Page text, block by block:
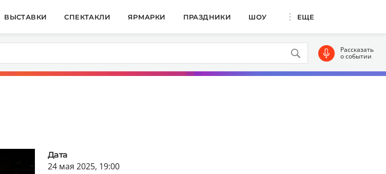
ВЫСТАВКИ СПЕКТАКЛИ ЯРМАРКИ ПРАЗДНИКИ ШОУ ЕЩЕ
Рассказать
о событии
Дата
24 мая 2025, 19:00